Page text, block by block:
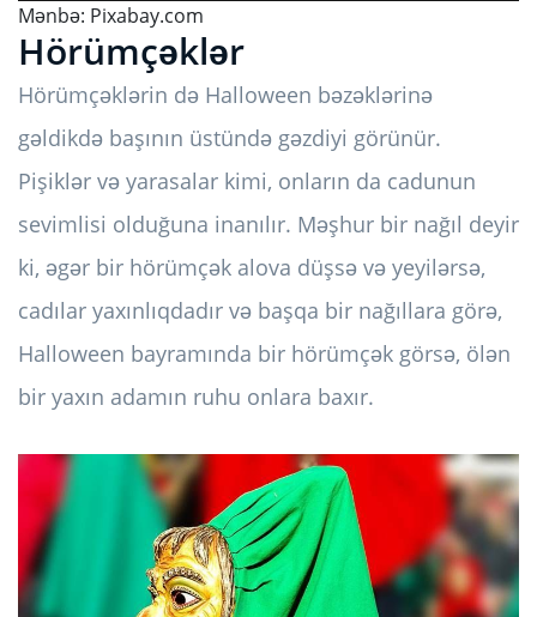
Mənbə: Pixabay.com
Hörümçəklər
Hörümçəklərin də Halloween bəzəklərinə
gəldikdə başının üstündə gəzdiyi görünür.
Pişiklər və yarasalar kimi, onların da cadunun
sevimlisi olduğuna inanılır. Məşhur bir nağıl deyir
ki, əgər bir hörümçək alova düşsə və yeyilərsə,
cadılar yaxınlıqdadır və başqa bir nağıllara görə,
Halloween bayramında bir hörümçək görsə, ölən
bir yaxın adamın ruhu onlara baxır.